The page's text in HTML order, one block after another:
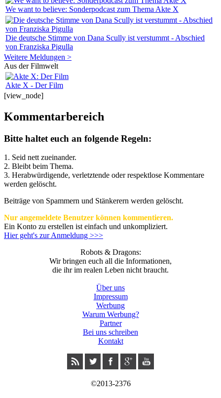
We want to believe: Sonderpodcast zum Thema Akte X
Die deutsche Stimme von Dana Scully ist verstummt - Abschied
von Franziska Pigulla
Weitere Meldungen >
Aus der Filmwelt
Akte X - Der Film
[view_node]
Kommentarbereich
Bitte haltet euch an folgende Regeln:
1. Seid nett zueinander.
2. Bleibt beim Thema.
3. Herabwürdigende, verletztende oder respektlose Kommentare
werden gelöscht.
Beiträge von Spammern und Stänkerern werden gelöscht.
Nur angemeldete Benutzer können kommentieren.
Ein Konto zu erstellen ist einfach und unkompliziert.
Hier geht's zur Anmeldung >>>
Robots & Dragons:
Wir bringen euch all die Informationen,
die ihr im realen Leben nicht braucht.
Über uns
Impressum
Werbung
Warum Werbung?
Partner
Bei uns schreiben
Kontakt
©2013-2376